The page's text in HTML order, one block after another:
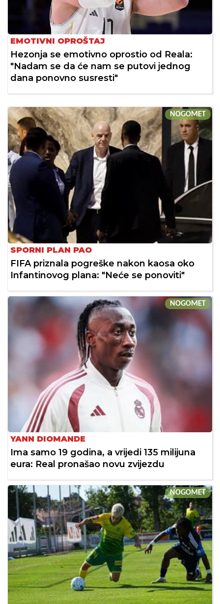
EMOTIVNI OPROŠTAJ
Hezonja se emotivno oprostio od Reala:
"Nadam se da će nam se putovi jednog
dana ponovno susresti"
NOGOMET
SPORNI PLAN PAO
FIFA priznala pogreške nakon kaosa oko
Infantinovog plana: "Neće se ponoviti"
NOGOMET
YANN DIOMANDE
Ima samo 19 godina, a vrijedi 135 milijuna
eura: Real pronašao novu zvijezdu
NOGOMET